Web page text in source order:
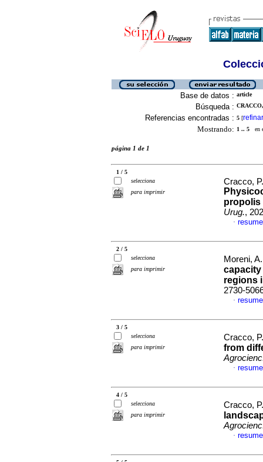
Base de datos : article
Búsqueda :
Referencias encontradas : 5 [refinar
Mostrando: 1 .. 5 en
página 1 de 1
1 / 5
selecciona
para imprimir
Cracco,
propolis
Urug.,
·
2 / 5
selecciona
para imprimir
Moreni,
regions
2730-
·
3 / 5
selecciona
para imprimir
Cracco,
from
·
4 / 5
selecciona
para imprimir
Cracco,
·